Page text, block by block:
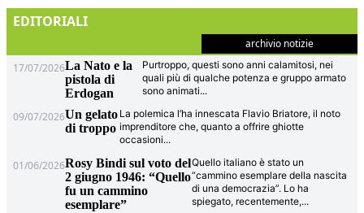
EDITORIALI
archivio notizie
17/07/2026La Nato e la
pistola di
Erdogan
Purtroppo, questi sono anni calamitosi, nei
quali più di qualche potenza e gruppo armato
sono animati...
09/07/2026Un gelato
di troppo
La polemica l’ha innescata Flavio Briatore, il noto
imprenditore che, quanto a offrire ghiotte
occasioni...
01/06/2026Rosy Bindi sul voto del
2 giugno 1946: “Quello
fu un cammino
esemplare”
Quello italiano è stato un
“cammino esemplare della nascita
di una democrazia”. Lo ha
spiegato, recentemente,...